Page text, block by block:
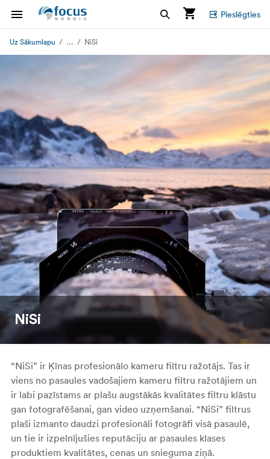
Pieslēgties
Uz Sākumlapu ... NiSi
NiSi
“NiSi” ir Ķīnas profesionālo kameru filtru ražotājs. Tas ir
viens no pasaules vadošajiem kameru filtru ražotājiem un
ir labi pazīstams ar plašu augstākās kvalitātes filtru klāstu
gan fotografēšanai, gan video uzņemšanai. “NiSi” filtrus
plaši izmanto daudzi profesionāli fotogrāfi visā pasaulē,
un tie ir izpelnījušies reputāciju ar pasaules klases
produktiem kvalitātes, cenas un snieguma ziņā.